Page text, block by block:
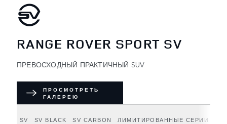
RANGE ROVER SPORT SV
ПРЕВОСХОДНЫЙ ПРАКТИЧНЫЙ SUV
ПРОСМОТРЕТЬ
ГАЛЕРЕЮ
SV SV BLACK SV CARBON ЛИМИТИРОВАННЫЕ СЕРИИ